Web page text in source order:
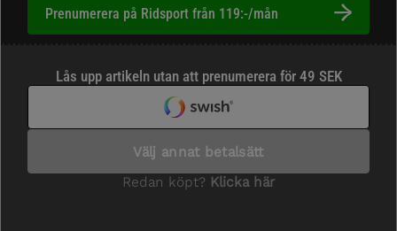
Prenumerera på Ridsport från 119:-/mån